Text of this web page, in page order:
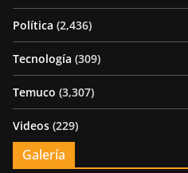
Política (2,436)
Tecnología (309)
Temuco (3,307)
Videos (229)
Galería